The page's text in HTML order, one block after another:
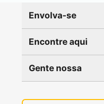
Envolva-se
Encontre aqui
Gente nossa